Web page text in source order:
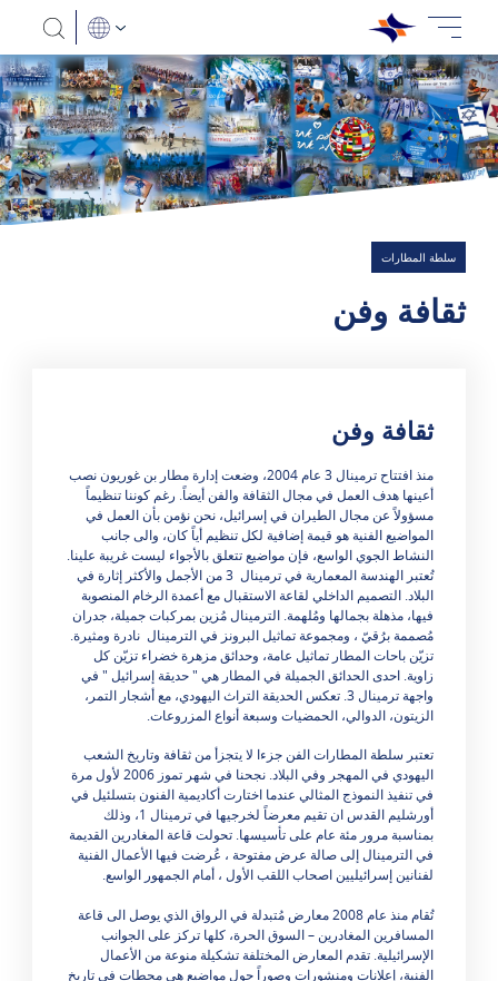
سلطة المطارات
ثقافة وفن
ثقافة وفن
​​​​​​​منذ افتتاح ترمينال 3 عام 2004، وضعت إدارة مطار بن غوريون نصب
أعينها هدف العمل في مجال الثقافة والفن أيضاً. رغم كوننا تنظيماً
مسؤولاً عن مجال الطيران في إسرائيل، نحن نؤمن بأن العمل في
المواضيع الفنية هو قيمة إضافية لكل تنظيم أياً كان، والى جانب
النشاط الجوي الواسع، فإن مواضيع تتعلق بالأجواء ليست غريبة علينا.
تُعتبر الهندسة المعمارية في ترمينال 3 من الأجمل والأكثر إثارة في
البلاد. التصميم الداخلي لقاعة الاستقبال مع أعمدة الرخام المنصوبة
فيها، مذهلة بجمالها ومُلهمة. الترمينال مُزين بمركبات جميلة، جدران
مُصممة برُقيّ ، ومجموعة تماثيل البرونز في الترمينال نادرة ومثيرة.
تزيّن باحات المطار تماثيل عامة، وحدائق مزهرة خضراء تزيّن كل
زاوية. احدى الحدائق الجميلة في المطار هي " حديقة إسرائيل " في
واجهة ترمينال 3. تعكس الحديقة التراث اليهودي، مع أشجار التمر،
الزيتون، الدوالي، الحمضيات وسبعة أنواع المزروعات.
تعتبر سلطة المطارات الفن جزءا لا يتجزأ من ثقافة وتاريخ الشعب
اليهودي في المهجر وفي البلاد. نجحنا في شهر تموز 2006 لأول مرة
في تنفيذ النموذج المثالي عندما اختارت أكاديمية الفنون بتسلئيل في
أورشليم القدس ان تقيم معرضاً لخرجيها في ترمينال 1، وذلك
بمناسبة مرور مئة عام على تأسيسها. تحولت قاعة المغادرين القديمة
في الترمينال إلى صالة عرض مفتوحة ، عُرضت فيها الأعمال الفنية
لفنانين إسرائيليين اصحاب اللقب الأول ، أمام الجمهور الواسع.
تُقام منذ عام 2008 معارض مُتبدلة في الرواق الذي يوصل الى قاعة
المسافرين المغادرين – السوق الحرة، كلها تركز على الجوانب
الإسرائيلية. تقدم المعارض المختلفة تشكيلة منوعة من الأعمال
الفنية، إعلانات ومنشورات وصوراً حول مواضيع هي محطات في تاريخ